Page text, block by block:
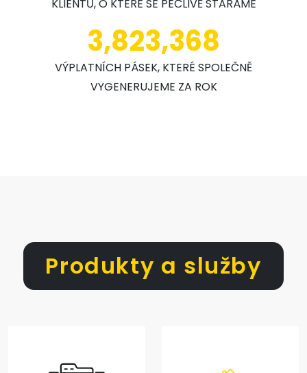
KLIENTŮ, O KTERÉ SE PEČLIVĚ STARÁME
3,823,368
VÝPLATNÍCH PÁSEK, KTERÉ SPOLEČNĚ
VYGENERUJEME ZA ROK
Produkty a služby